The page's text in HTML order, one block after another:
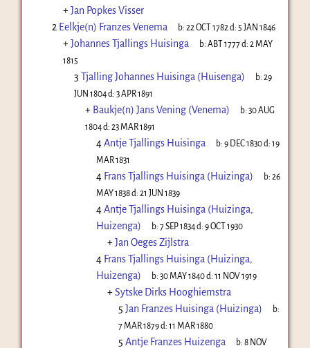
+Jan Popkes Visser
2 Eelkje(n) Franzes Venema b:22 OCT 1782 d: 5 JAN 1846
+Johannes Tjallings Huisinga b:ABT 1777d:2 MAY
1815
3 Tjalling Johannes Huisinga (Huisenga) b:29
JUN 1804d: 3 APR 1891
+ Baukje(n) Jans Vening (Venema) b:30 AUG
1804d: 23 MAR 1891
4Antje Tjallings Huisinga b:9 DEC 1830d:19
MAR 1831
4 Frans Tjallings Huisinga (Huizinga) b:26
MAY 1838d: 21 JUN 1839
4Antje Tjallings Huisinga (Huizinga,
Huizenga)
b:7 SEP 1834d:9 OCT 1930
+Jan Oeges Zijlstra
4 Frans Tjallings Huisinga (Huizinga,
Huizenga)
b:30 MAY 1840d:11 NOV 1919
+Sytske Dirks Hooghiemstra
5 Jan Franzes Huisinga (Huizinga)
b:
7 MAR 1879d: 11 MAR 1880
5 Antje Franzes Huizenga b:8 NOV